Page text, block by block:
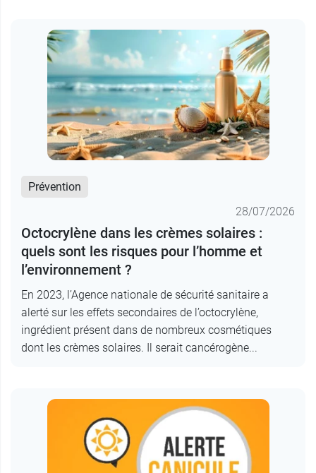
Prévention
28/07/2026
Octocrylène dans les crèmes solaires :
quels sont les risques pour l’homme et
l’environnement ?
En 2023, l’Agence nationale de sécurité sanitaire a
alerté sur les effets secondaires de l’octocrylène,
ingrédient présent dans de nombreux cosmétiques
dont les crèmes solaires. Il serait cancérogène...